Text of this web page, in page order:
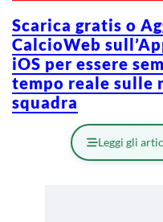
Scarica gratis o
CalcioWeb
iOS per essere
tempo reale sulle
squadra
Leggi gli